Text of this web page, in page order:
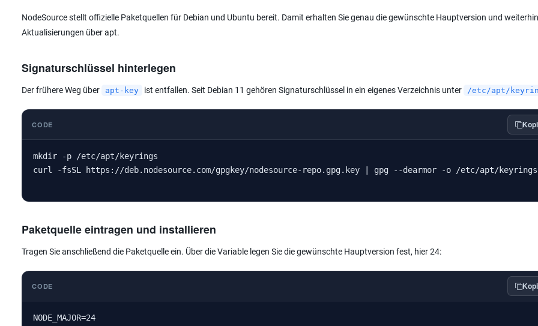
NodeSource stellt offizielle Paketquellen für Debian und Ubuntu bereit. Damit erhalten Sie genau die gewünschte Hauptversion und weiterhin
Aktualisierungen über apt.
Signaturschlüssel hinterlegen
Der frühere Weg über apt-key ist entfallen. Seit Debian 11 gehören Signaturschlüssel in ein eigenes Verzeichnis unter /etc/apt/
CODE
mkdir -p /etc/apt/keyrings
curl -fsSL https://deb.nodesource.com/gpgkey/nodesource-repo.gpg.key | gpg --dearmor -o /etc/apt/keyrings/
Paketquelle eintragen und installieren
Tragen Sie anschließend die Paketquelle ein. Über die Variable legen Sie die gewünschte Hauptversion fest, hier 24:
CODE
NODE_MAJOR=24